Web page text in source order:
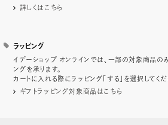
詳しくはこちら
ラッピング
イデーショップ オンラインでは、一部の対象商品の
ングを承ります。
カートに入れる際にラッピング「する」を選択してくだ
ギフトラッピング対象商品はこちら